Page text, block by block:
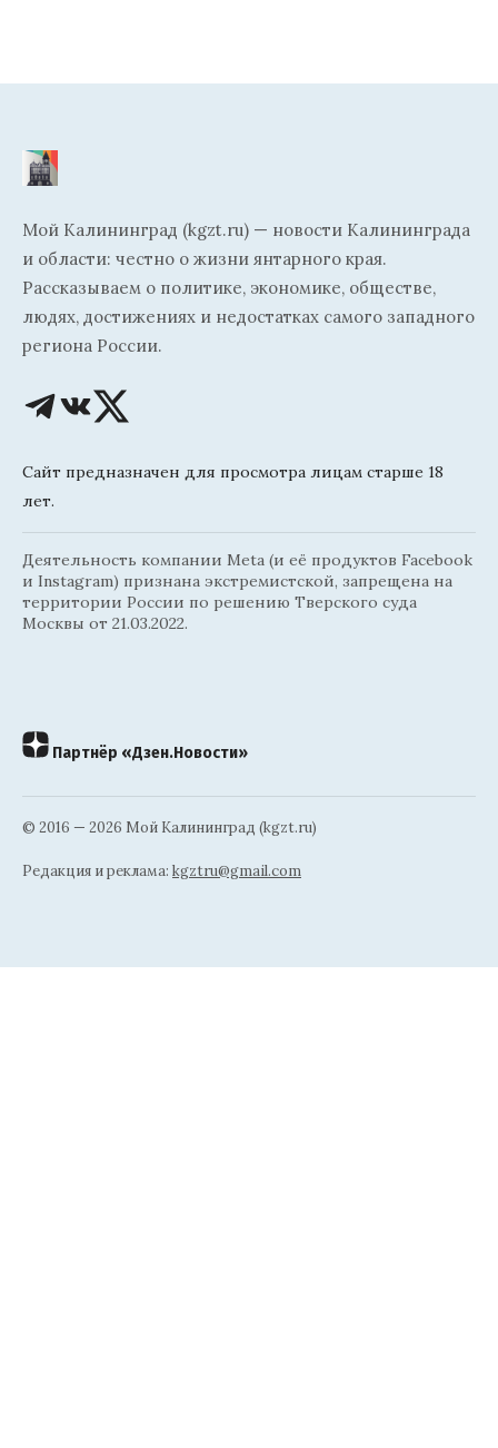
Мой Калининград (kgzt.ru) — новости Калининграда
и области: честно о жизни янтарного края.
Рассказываем о политике, экономике, обществе,
людях, достижениях и недостатках самого западного
региона России.
Сайт предназначен для просмотра лицам старше 18
лет.
Деятельность компании Meta (и её продуктов Facebook
и Instagram) признана экстремистской, запрещена на
территории России по решению Тверского суда
Москвы от 21.03.2022.
Партнёр «Дзен.Новости»
© 2016 — 2026 Мой Калининград (kgzt.ru)
Редакция и реклама: kgztru@gmail.com